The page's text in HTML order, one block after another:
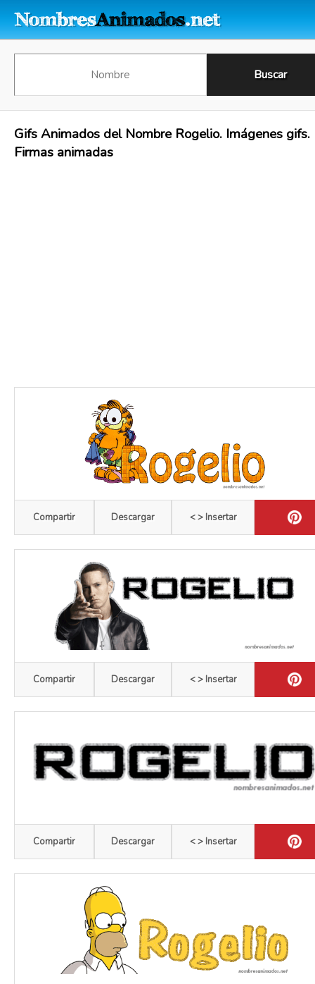
Gifs Animados del Nombre Rogelio. Imágenes gifs.
Firmas animadas
Compartir Descargar < > Insertar
Compartir Descargar < > Insertar
Compartir Descargar < > Insertar